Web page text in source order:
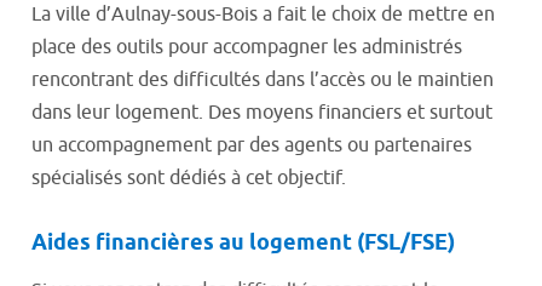
La ville d’Aulnay-sous-Bois a fait le choix de mettre en
place des outils pour accompagner les administrés
rencontrant des difficultés dans l’accès ou le maintien
dans leur logement. Des moyens financiers et surtout
un accompagnement par des agents ou partenaires
spécialisés sont dédiés à cet objectif.
Aides financières au logement (FSL/FSE)